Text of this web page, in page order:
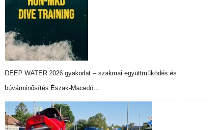
DEEP WATER 2026 gyakorlat – szakmai együttműködés és
búvárminősítés Észak-Macedó…